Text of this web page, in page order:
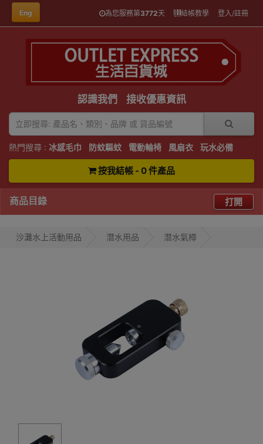
Eng 為您服務第3772天 結帳教學 登入/註冊
認識我們 接收優惠資訊
熱門搜尋 : 冰感毛巾 防蚊驅蚊 電動輪椅 風扇衣 玩水必備
按我結帳 - 0 件產品
商品目錄 打開
沙灘水上活動用品 潛水用品 潛水氣樽